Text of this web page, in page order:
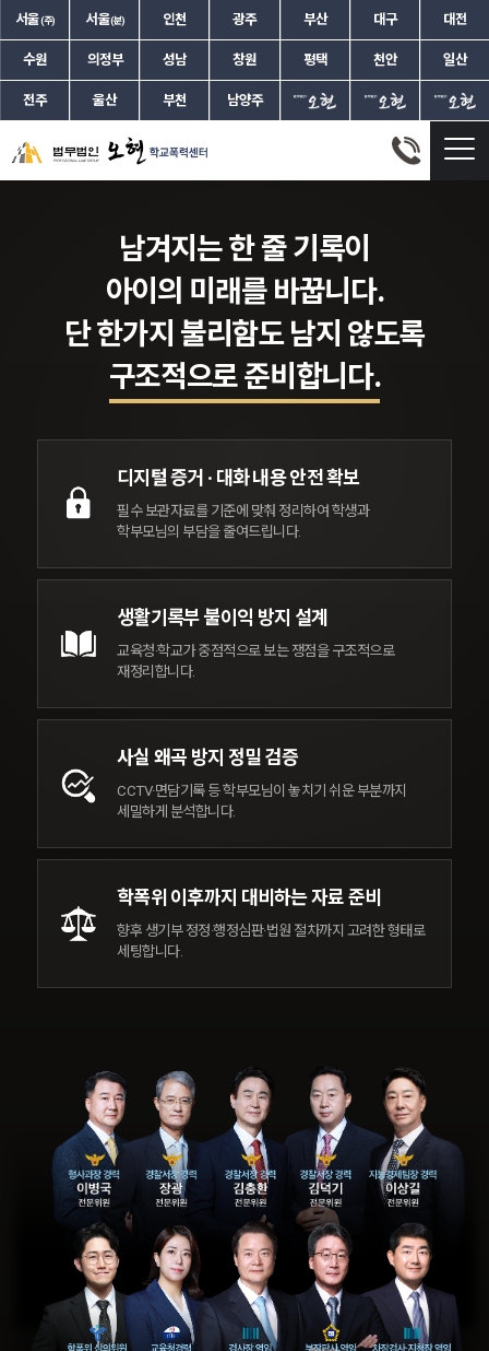
서울(주) 서울(분) 인천 광주 부산 대구 대전
수원 의정부 성남 창원 평택 천안 일산
전주 울산 부천 남양주
학교폭력 전 과정을 아는 전문가들을
한 팀으로 모았습니다.
학폭 재심·소년재판까지
법무법인 오현 학교폭력 드림팀
자녀의 사건을 끝까지 지켜냅니다.
자녀의 미래가 걸린 일입니다.
억울함은 바로잡고, 피해는 회복될 수 있도록
한 사람의 미래를 지킨다는 책임감으로 대응하겠습니다.
이태수 변호사
가정법원장 역임
서울가정법원 수석부장
서울고등법원 판사
30년 간 법원에서 쌓아온 경험으로,
책임지고 지켜드리겠습니다.
남겨지는 한 줄 기록이
아이의 미래를 바꿉니다.
단 한가지 불리함도 남지 않도록
구조적으로 준비합니다.
디지털 증거 · 대화 내용안전 확보
필수 보관자료를 기준에 맞춰 정리하여 학생과
학부모님의 부담을 줄여드립니다.
생활기록부 불이익 방지 설계
교육청·학교가 중점적으로 보는쟁점을 구조적으로
재정리합니다.
사실 왜곡 방지 정밀 검증
CCTV·면담기록 등 학부모님이 놓치기 쉬운 부분까지
세밀하게 분석합니다.
학폭위 이후까지 대비하는 자료 준비
향후 생기부 정정·행정심판·법원 절차까지 고려한 형태로
세팅합니다.